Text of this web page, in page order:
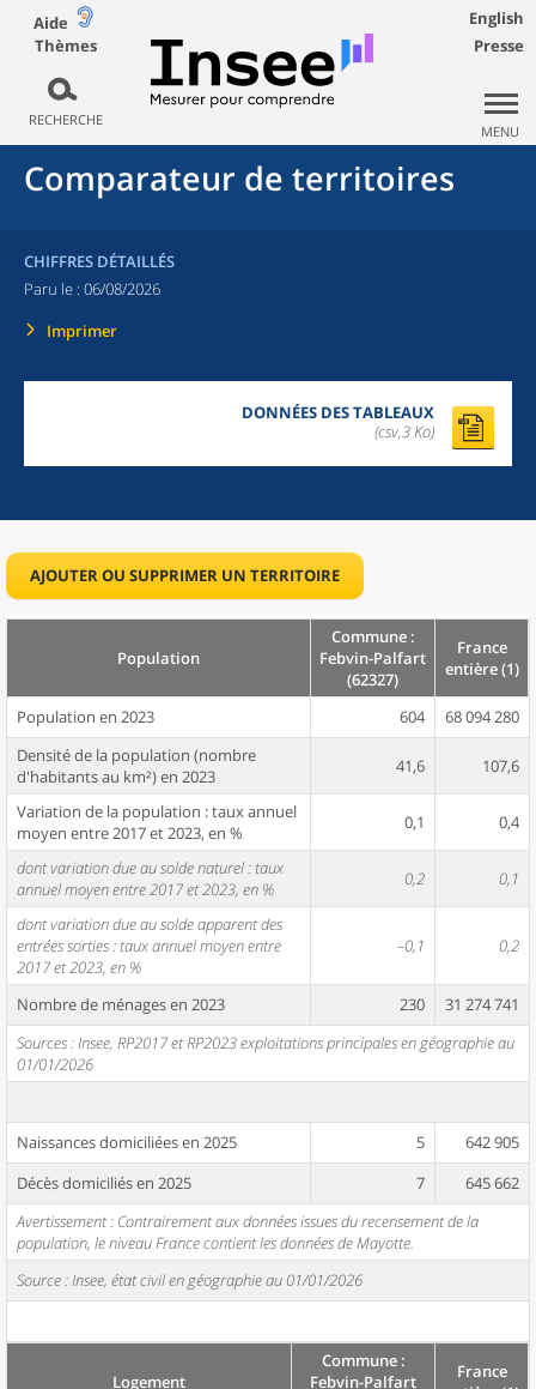
Aide
Thèmes
RECHERCHE
English
Presse
MENU
Comparateur de territoires
CHIFFRES DÉTAILLÉS
Paru le : 06/08/2026
Imprimer
DONNÉES DES TABLEAUX
(csv,3 Ko)
AJOUTER OU SUPPRIMER UN TERRITOIRE
Population
Commune :
Febvin-Palfart
(62327)
France
entière (1)
Population en 2023 604
68 094 280
Densité de la population (nombre
d'habitants au km²) en 2023
41,6 107,6
Variation de la population : taux annuel
moyen entre 2017 et 2023, en %
0,1 0,4
dont variation due au solde naturel : taux
annuel moyen entre 2017 et 2023, en %
0,2 0,1
dont variation due au solde apparent des
entrées sorties : taux annuel moyen entre
2017 et 2023, en %
–0,1 0,2
Nombre de ménages en 2023 230
31 274 741
Sources : Insee, RP2017 et RP2023 exploitations principales en géographie au
01/01/2026
Naissances domiciliées en 2025 5
642 905
Décès domiciliés en 2025
7
645 662
Avertissement : Contrairement aux données issues du recensement de la
population, le niveau France contient les données de Mayotte.
Source : Insee, état civil en géographie au 01/01/2026
Logement
Commune :
Febvin-Palfart
France